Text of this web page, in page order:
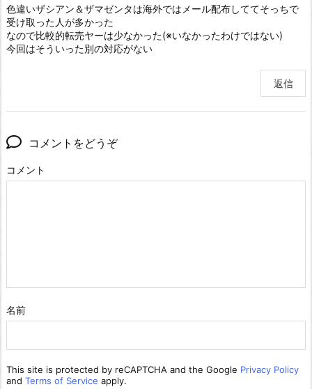
色違いザシアン＆ザマゼンタは海外ではメール配布しててそっちで
受け取った人が多かった
なので比較的転売ヤーは少なかった(※いなかったわけではない)
今回はそういった別の対応がない
返信
コメントをどうぞ
コメント
名前
This site is protected by reCAPTCHA and the Google Privacy Policy
and Terms of Service apply.